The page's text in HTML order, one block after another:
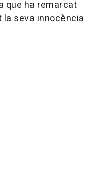
que ha remarcat
seva innocència